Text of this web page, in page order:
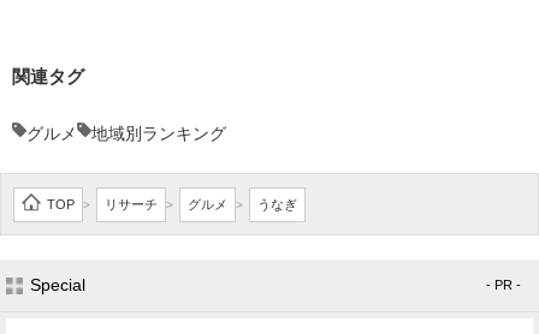
関連タグ
グルメ 地域別ランキング
TOP > リサーチ > グルメ > うなぎ
Special - PR -